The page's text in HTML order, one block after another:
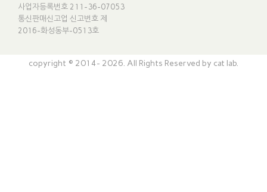
사업자등록번호 211-36-07053
통신판매신고업 신고번호 제
2016-화성동부-0513호
copyright © 2014- 2026. All Rights Reserved by cat lab.